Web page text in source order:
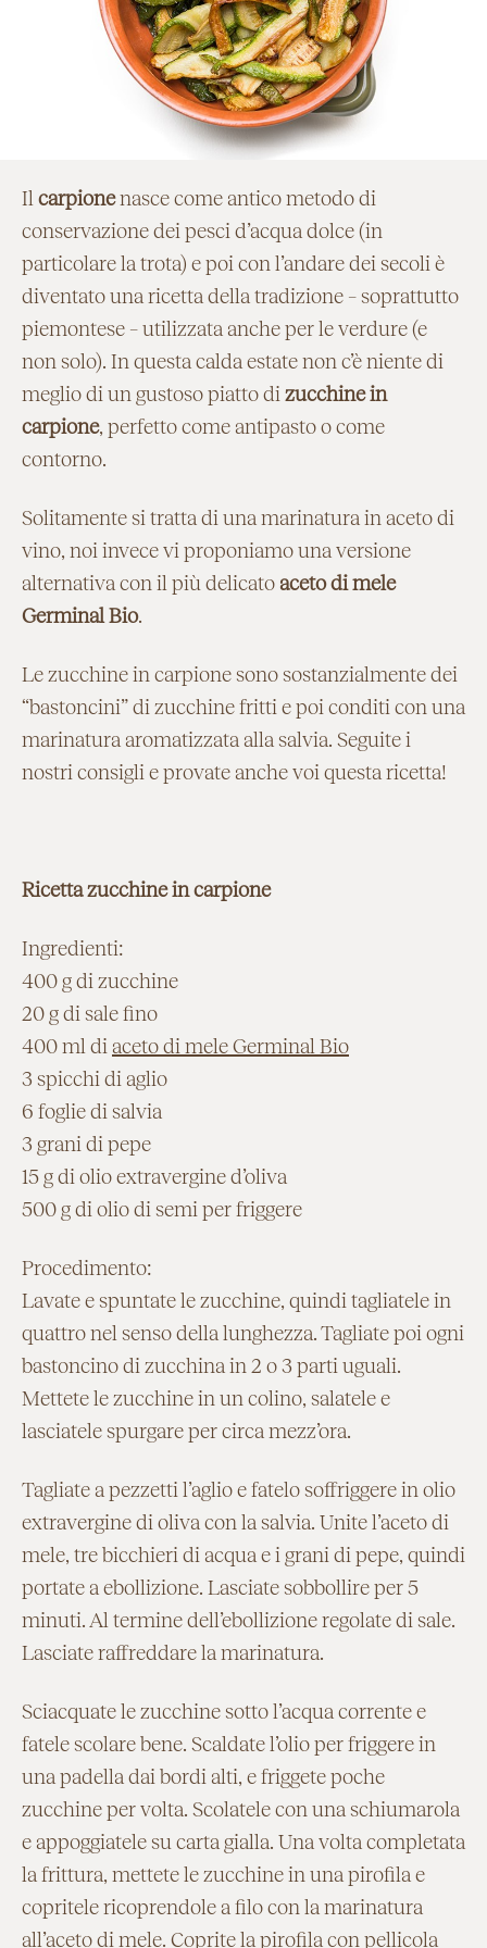
Il carpionenasce come antico metodo di
conservazione dei pesci d’acqua dolce (in
particolare la trota) e poi con l’andare dei secoli è
diventato una ricetta della tradizione – soprattutto
piemontese – utilizzata anche per le verdure (e
non solo). In questa calda estate non c’è niente di
meglio di un gustoso piatto di zucchine in
carpione, perfetto come antipasto o come
contorno.
Solitamente si tratta di una marinatura in aceto di
vino, noi invece vi proponiamo una versione
alternativa con il più delicatoaceto di mele
Germinal Bio.
Le zucchine in carpione sono sostanzialmente dei
“bastoncini” di zucchine fritti e poi conditi con una
marinatura aromatizzata alla salvia. Seguite i
nostri consigli e provate anche voi questa ricetta!
Ricetta zucchine in carpione
Ingredienti:
400 g di zucchine
20 g di sale fino
400 ml di aceto di mele Germinal Bio
3 spicchi di aglio
6 foglie di salvia
3 grani di pepe
15 g di olio extravergine d’oliva
500 g di olio di semi per friggere
Procedimento:
Lavate e spuntate le zucchine, quindi tagliatele in
quattro nel senso della lunghezza. Tagliate poi ogni
bastoncino di zucchina in 2 o 3 parti uguali.
Mettete le zucchine in un colino, salatele e
lasciatele spurgare per circa mezz’ora.
Tagliate a pezzetti l’aglio e fatelo soffriggere in olio
extravergine di oliva con la salvia. Unite l’aceto di
mele, tre bicchieri di acqua e i grani di pepe, quindi
portate a ebollizione. Lasciate sobbollire per 5
minuti. Al termine dell’ebollizione regolate di sale.
Lasciate raffreddare la marinatura.
Sciacquate le zucchine sotto l’acqua corrente e
fatele scolare bene. Scaldate l’olio per friggere in
una padella dai bordi alti, e friggete poche
zucchine per volta. Scolatele con una schiumarola
e appoggiatele su carta gialla. Una volta completata
la frittura, mettete le zucchine in una pirofila e
copritele ricoprendole a filo con la marinatura
all’aceto di mele. Coprite la pirofila con pellicola